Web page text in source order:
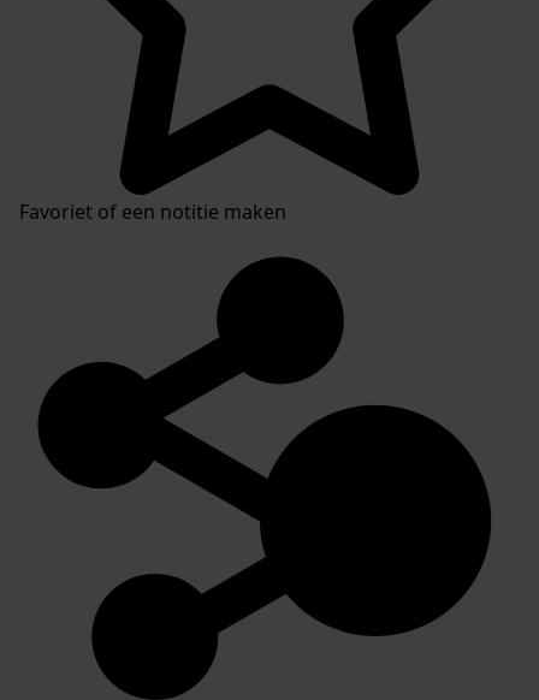
Favoriet of een notitie maken